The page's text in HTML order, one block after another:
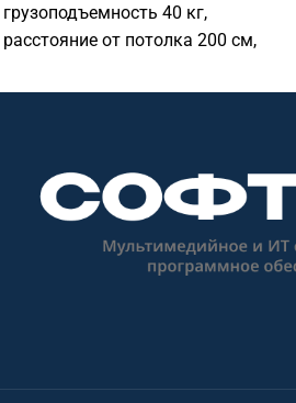
грузоподъемность 40 кг,
расстояние от потолка 200 см,
серебр., триггер., RS232, ИК